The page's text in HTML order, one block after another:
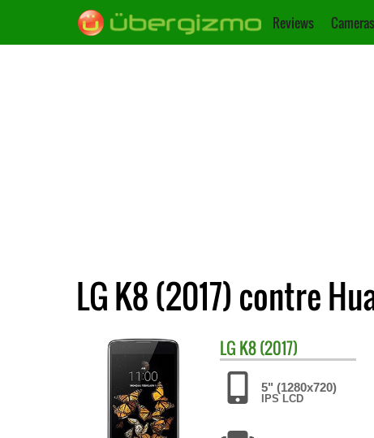
Reviews
LG K8 (2017) contre
LG K8 (2017)
5" (1280x720)
IPS LCD